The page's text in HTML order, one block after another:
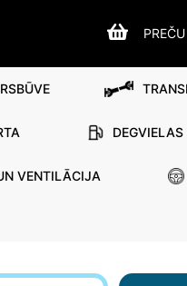
VENTILĀCIJA